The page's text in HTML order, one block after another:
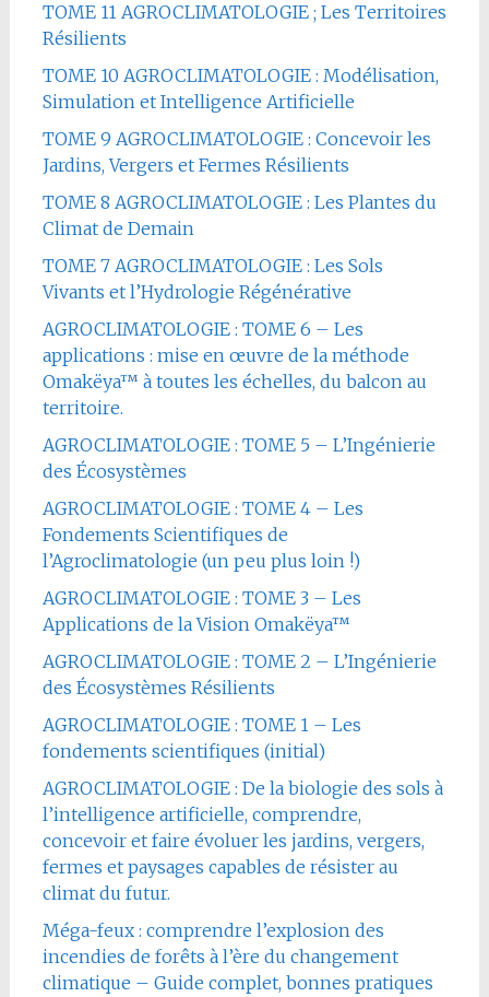
TOME 11 AGROCLIMATOLOGIE ; Les Territoires
Résilients
TOME 10 AGROCLIMATOLOGIE : Modélisation,
Simulation et Intelligence Artificielle
TOME 9 AGROCLIMATOLOGIE : Concevoir les
Jardins, Vergers et Fermes Résilients
TOME 8 AGROCLIMATOLOGIE : Les Plantes du
Climat de Demain
TOME 7 AGROCLIMATOLOGIE : Les Sols
Vivants et l’Hydrologie Régénérative
AGROCLIMATOLOGIE : TOME 6 – Les
applications : mise en œuvre de la méthode
Omakëya™ à toutes les échelles, du balcon au
territoire.
AGROCLIMATOLOGIE : TOME 5 – L’Ingénierie
des Écosystèmes
AGROCLIMATOLOGIE : TOME 4 – Les
Fondements Scientifiques de
l’Agroclimatologie (un peu plus loin !)
AGROCLIMATOLOGIE : TOME 3 – Les
Applications de la Vision Omakëya™
AGROCLIMATOLOGIE : TOME 2 – L’Ingénierie
des Écosystèmes Résilients
AGROCLIMATOLOGIE : TOME 1 – Les
fondements scientifiques (initial)
AGROCLIMATOLOGIE : De la biologie des sols à
l’intelligence artificielle, comprendre,
concevoir et faire évoluer les jardins, vergers,
fermes et paysages capables de résister au
climat du futur.
Méga-feux : comprendre l’explosion des
incendies de forêts à l’ère du changement
climatique – Guide complet, bonnes pratiques